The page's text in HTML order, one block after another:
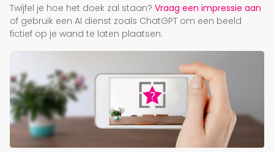
Twijfel je hoe het doek zal staan? Vraag een impressie aan
of gebruik een AI dienst zoals ChatGPT om een beeld
fictief op je wand te laten plaatsen.